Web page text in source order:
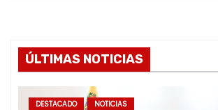
ÚLTIMAS NOTICIAS
DESTACADO NOTICIAS